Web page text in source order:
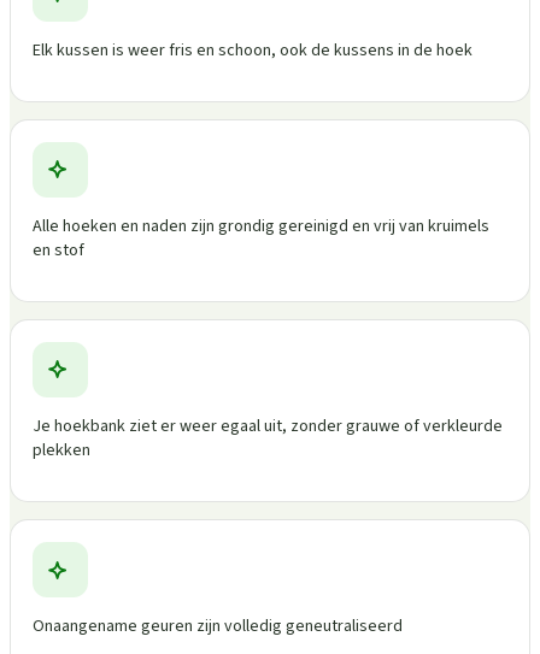
Elk kussen is weer fris en schoon, ook de kussens in de hoek
Alle hoeken en naden zijn grondig gereinigd en vrij van kruimels
en stof
Je hoekbank ziet er weer egaal uit, zonder grauwe of verkleurde
plekken
Onaangename geuren zijn volledig geneutraliseerd